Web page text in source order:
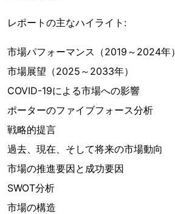
レポートの主なハイライト:
市場パフォーマンス（2019～2024年）
市場展望（2025～2033年）
COVID-19による市場への影響
ポーターのファイブフォース分析
戦略的提言
過去、現在、そして将来の市場動向
市場の推進要因と成功要因
SWOT分析
市場の構造